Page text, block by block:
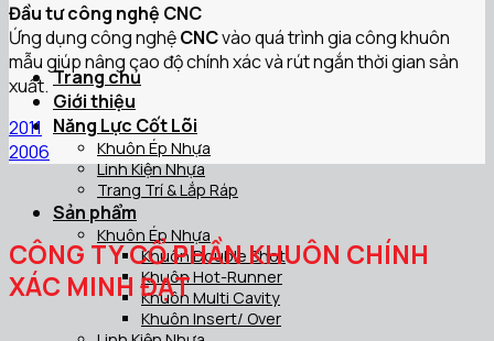
Trang chủ
Giới thiệu
Năng Lực Cốt Lõi
Khuôn Ép Nhựa
Linh Kiện Nhựa
Trang Trí & Lắp Ráp
Sản phẩm
Khuôn Ép Nhựa
Khuôn Double Shot
Khuôn Hot-Runner
Khuôn Multi Cavity
Khuôn Insert/ Over
Đầu tư công nghệ CNC
Ứng dụng công nghệCNCvào quá trình gia công khuôn
mẫu giúp nâng cao độ chính xác và rút ngắn thời gian sản
xuất.
2011
2006
CÔNG TY CỔ PHẦN KHUÔN CHÍNH
XÁC MINH ĐẠT